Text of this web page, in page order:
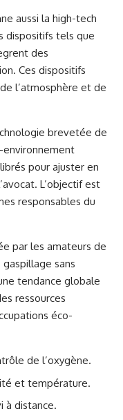
aussi la high-tech
dispositifs tels que
des
Ces dispositifs
l’atmosphère et de
brevetée de
environnement
pour ajuster en
L’objectif est
responsables du
par les amateurs de
sans
tendance globale
ressources
éco-
de l’oxygène.
et température.
à distance.